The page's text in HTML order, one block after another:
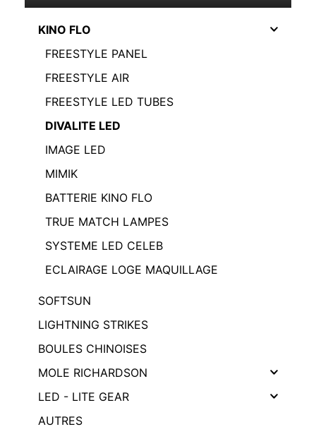
KINO FLO
FREESTYLE PANEL
FREESTYLE AIR
FREESTYLE LED TUBES
DIVALITE LED
IMAGE LED
MIMIK
BATTERIE KINO FLO
TRUE MATCH LAMPES
SYSTEME LED CELEB
ECLAIRAGE LOGE MAQUILLAGE
SOFTSUN
LIGHTNING STRIKES
BOULES CHINOISES
MOLE RICHARDSON
LED - LITE GEAR
AUTRES